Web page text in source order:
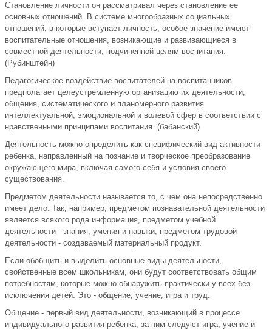
Становление личности он рассматривал через становление ее
основных отношений. В системе многообразных социальных
отношений, в которые вступает личность, особое значение имеют
воспитательные отношения, возникающие и развивающиеся в
совместной деятельности, подчиненной целям воспитания.
(Рубинштейн)
Педагогическое воздействие воспитателей на воспитанников
предполагает целеустремленную организацию их деятельности,
общения, систематического и планомерного развития
интеллектуальной, эмоциональной и волевой сфер в соответствии с
нравственными принципами воспитания. (бабанский)
Деятельность можно определить как специфический вид активности
ребенка, направленный на познание и творческое преобразование
окружающего мира, включая самого себя и условия своего
существования.
Предметом деятельности называется то, с чем она непосредственно
имеет дело. Так, например, предметом познавательной деятельности
является всякого рода информация, предметом учебной
деятельности - знания, умения и навыки, предметом трудовой
деятельности - создаваемый материальный продукт.
Если обобщить и выделить основные виды деятельности,
свойственные всем школьникам, они будут соответствовать общим
потребностям, которые можно обнаружить практически у всех без
исключения детей. Это - общение, учение, игра и труд.
Общение - первый вид деятельности, возникающий в процессе
индивидуального развития ребенка, за ним следуют игра, учение и